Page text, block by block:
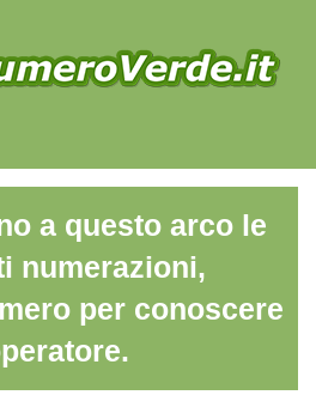
a questo arco le
numerazioni,
per conoscere